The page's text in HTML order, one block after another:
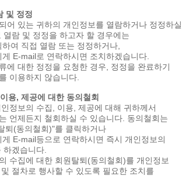
및 정정
어 있는 귀하의 개인정보를 열람하거나 정정하실
열람 및 정정을 하고자 할 경우에는
여 직접 열람 또는 정정하거나,
E-mail로 연락하시면 조치하겠습니다.
에 대한 정정을 요청한 경우, 정정을 완료하기
이용하지 않습니다.
용, 제공에 대한 동의철회
정보의 수집, 이용, 제공에 대해 귀하께서
언제든지 철회하실 수 있습니다. 동의철회는
퇴(동의철회)"를 클릭하거나
E-mail등으로 연락하시면 즉시 개인정보의
하겠습니다.
수집에 대한 회원탈퇴(동의철회)를 개인정보
절차로 행사할 수 있도록 필요한 조치를